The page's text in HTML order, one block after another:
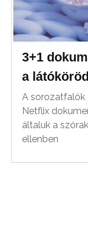
3+1
a
A sorozatfalók
Netflix
általuk a
ellenben